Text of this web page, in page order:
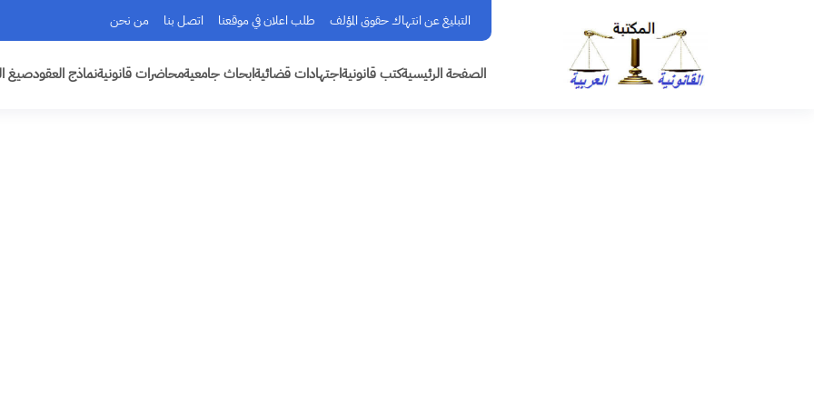
التبليغ عن انتهاك حقوق المؤلف طلب اعلان في موقعنا اتصل بنا من نحن
الصفحة الرئيسيةكتب قانونيةاجتهادات قضائيةابحاث جامعيةمحاضرات قانونيةنماذج العقودصيغ